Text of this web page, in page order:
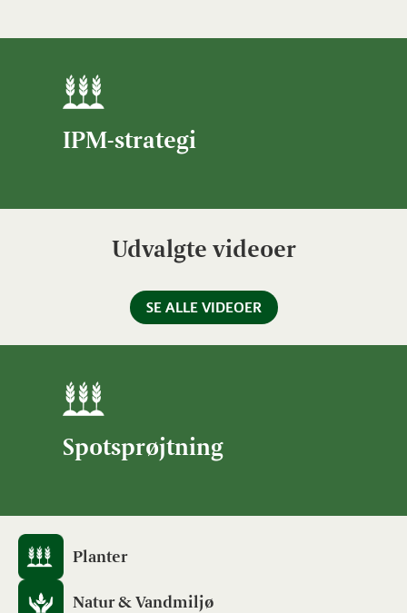
IPM-strategi
Udvalgte videoer
SE ALLE VIDEOER
Spotsprøjtning
Planter
Natur & Vandmiljø